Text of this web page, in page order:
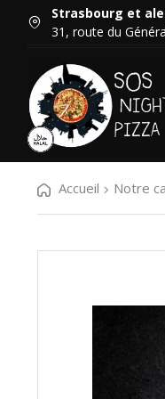
Strasbourg et
31, route du
Accueil Notre